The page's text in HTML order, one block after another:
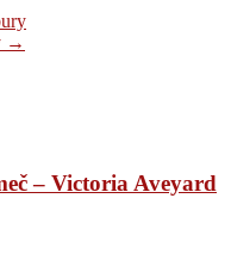
→
– Victoria Aveyard